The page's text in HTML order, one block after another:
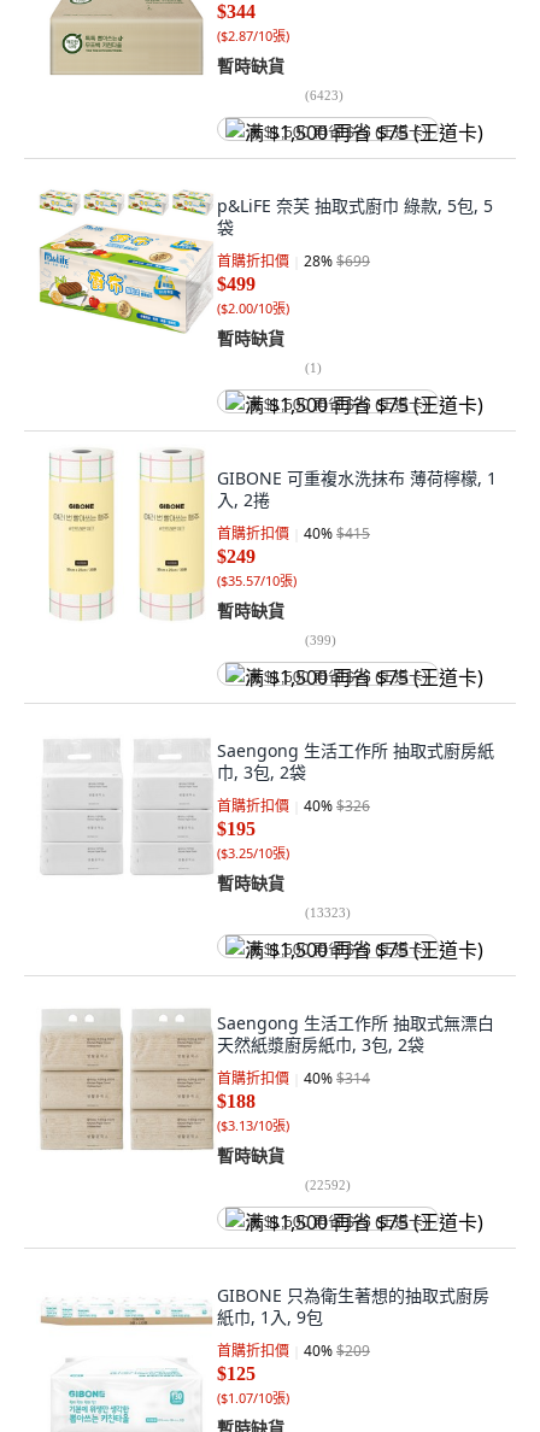
$344
($2.87/10張)
暫時缺貨
(6423)
满 $1,500 再省 $75 (王道卡)
p&LiFE 奈芙 抽取式廚巾 綠款, 5包, 5
袋
首購折扣價 28%$699
$499
($2.00/10張)
暫時缺貨
(1)
满 $1,500 再省 $75 (王道卡)
GIBONE 可重複水洗抹布 薄荷檸檬, 1
入, 2捲
首購折扣價 40%$415
$249
($35.57/10張)
暫時缺貨
(399)
满 $1,500 再省 $75 (王道卡)
Saengong 生活工作所 抽取式廚房紙
巾, 3包, 2袋
首購折扣價 40%$326
$195
($3.25/10張)
暫時缺貨
(13323)
满 $1,500 再省 $75 (王道卡)
Saengong 生活工作所 抽取式無漂白
天然紙漿廚房紙巾, 3包, 2袋
首購折扣價 40%$314
$188
($3.13/10張)
暫時缺貨
(22592)
满 $1,500 再省 $75 (王道卡)
GIBONE 只為衛生著想的抽取式廚房
紙巾, 1入, 9包
首購折扣價 40%$209
$125
($1.07/10張)